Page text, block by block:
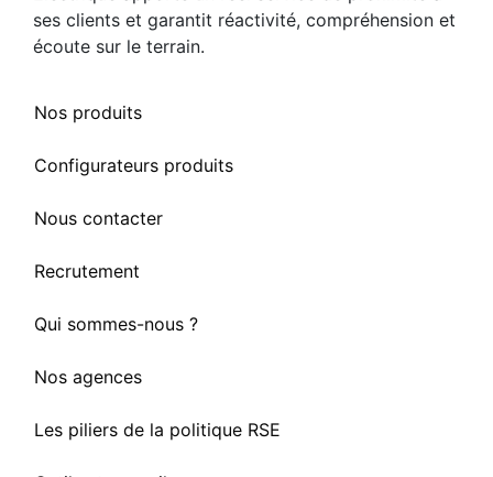
ses clients et garantit réactivité, compréhension et
écoute sur le terrain.
Nos produits
Configurateurs produits
Nous contacter
Recrutement
Qui sommes-nous ?
Nos agences
Les piliers de la politique RSE